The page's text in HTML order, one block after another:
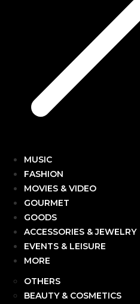
MUSIC
FASHION
MOVIES & VIDEO
GOURMET
GOODS
ACCESSORIES & JEWELRY
EVENTS & LEISURE
MORE
OTHERS
BEAUTY & COSMETICS